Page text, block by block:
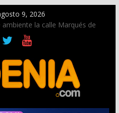
9, 2026
la calle Marqués de
Cristiana
accidente en la N-332
sangre en Cruz Roja
la Segunda Entraeta Festera
Dénia más de 50.000 imágenes